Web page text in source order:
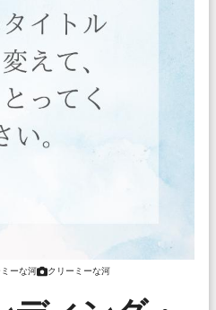
ーな河 クリーミーな河